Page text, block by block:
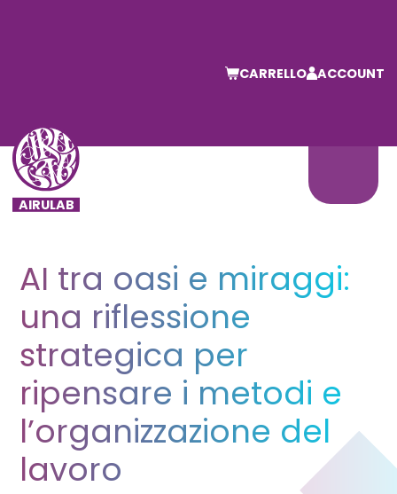
CARRELLO ACCOUNT
AI tra oasi e miraggi:
una riflessione
strategica per
ripensare i metodi e
l’organizzazione del
lavoro